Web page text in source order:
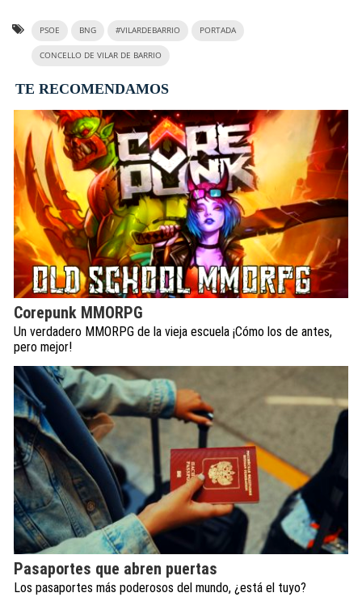
PSOE BNG #VILARDEBARRIO PORTADA
CONCELLO DE VILAR DE BARRIO
TE RECOMENDAMOS
Corepunk MMORPG
Un verdadero MMORPG de la vieja escuela ¡Cómo los de antes,
pero mejor!
Pasaportes que abren puertas
Los pasaportes más poderosos del mundo, ¿está el tuyo?